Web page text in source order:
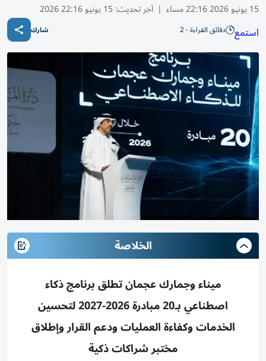
15 يونيو 2026 22:16 مساء | آخر تحديث:15 يونيو 22:16 2026
استمع دقائق القراءة - 2 شارك
الخلاصة
ميناء وجمارك عجمان تطلق برنامج ذكاء
اصطناعي بـ20 مبادرة 2026-2027 لتحسين
الخدمات وكفاءة العمليات ودعم القرار وإطلاق
مختبر شراكات ذكية